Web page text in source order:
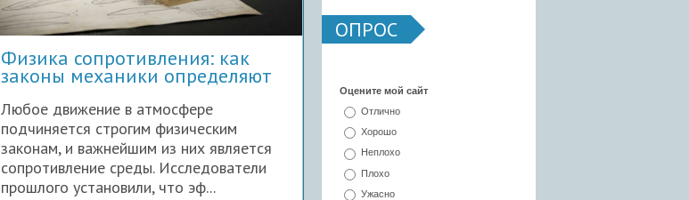
Физика сопротивления: как
законы механики определяют
Любое движение в атмосфере
подчиняется строгим физическим
законам, и важнейшим из них является
сопротивление среды. Исследователи
прошлого установили, что эф...
ОПРОС
Оцените мой сайт
Отлично
Хорошо
Неплохо
Плохо
Ужасно